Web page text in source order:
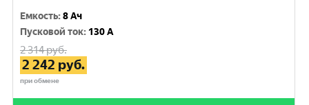
Емкость:8 Ач
Пусковой ток: 130 A
2 314руб.
2 242 руб.
при обмене